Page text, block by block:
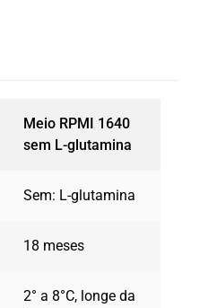
Meio RPMI 1640
sem L-glutamina
Sem: L-glutamina
18 meses
2° a 8°C, longe da